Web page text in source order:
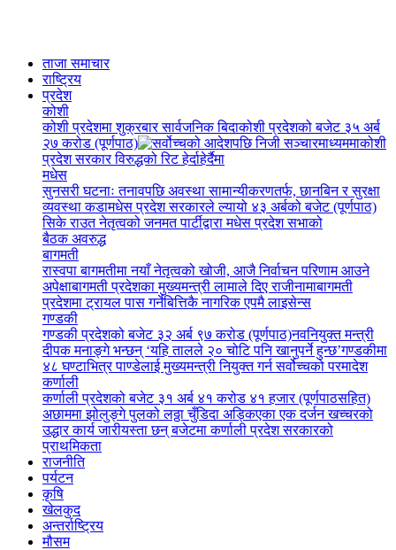
ताजा समाचार
राष्ट्रिय
प्रदेश
कोशी
कोशी प्रदेशमा शुक्रबार सार्वजनिक बिदाकोशी प्रदेशको बजेट ३५ अर्ब
२७ करोड (पूर्णपाठ)
कोशी
प्रदेश सरकार विरुद्धको रिट हेर्दाहेर्दैमा
मधेस
सुनसरी घटनाः तनावपछि अवस्था सामान्यीकरणतर्फ, छानबिन र सुरक्षा
व्यवस्था कडामधेस प्रदेश सरकारले ल्यायो ४३ अर्बको बजेट (पूर्णपाठ)
सिके राउत नेतृत्वको जनमत पार्टीद्वारा मधेस प्रदेश सभाको
बैठक अवरुद्ध
बागमती
रास्वपा बागमतीमा नयाँ नेतृत्वको खोजी, आजै निर्वाचन परिणाम आउने
अपेक्षाबागमती प्रदेशका मुख्यमन्त्री लामाले दिए राजीनामाबागमती
प्रदेशमा ट्रायल पास गर्नेबित्तिकै नागरिक एपमै लाइसेन्स
गण्डकी
गण्डकी प्रदेशको बजेट ३२ अर्ब ९७ करोड (पूर्णपाठ)नवनियुक्त मन्त्री
दीपक मनाङ्गे भन्छन् ‘यहि तालले २० चोटि पनि खानुपर्ने हुन्छ’गण्डकीमा
४८ घण्टाभित्र पाण्डेलाई मुख्यमन्त्री नियुक्त गर्न सर्वोच्चको परमादेश
कर्णाली
कर्णाली प्रदेशको बजेट ३१ अर्ब ४१ करोड ४१ हजार (पूर्णपाठसहित)
अछाममा झोलुङ्गे पुलको लठ्ठा चुँडिदा अड्किएका एक दर्जन खच्चरको
उद्धार कार्य जारीयस्ता छन् बजेटमा कर्णाली प्रदेश सरकारको
प्राथमिकता
राजनीति
पर्यटन
कृषि
खेलकुद
अन्तर्राष्ट्रिय
मौसम